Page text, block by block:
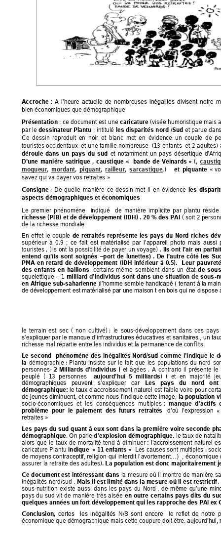
Accroche : A l’heure actuelle de nombreuses inégalités divisent notre m
bien économiques que démographique
Présentation : ce document est une caricature(visée humoristique mais
par le dessinateur Plantu : intitulé les disparités nord /Sud et parue
Ce dessin reproduit en noir et blanc met en évidence un couple de
touristes occidentaux et une famille nombreuse (13 enfants et 2 adultes)
déroule dans un pays du sud et notamment un pays désertique d’
D’une manière satirique , caustique « bande de Veinards » (, ca
moqueur, mordant, piquant, railleur, sarcastique,) et piquante «
savez qui va payer vos retraites »
Consigne : De quelle manière ce dessin met il en évidence les
aspects démographiques et économiques
Le premier phénomène indiqué de manière implicite par plantu réside
richesse (PIB) et de développement (IDH) . 20 % des PAI ( soit 2
de la richesse mondiale
En effet le couple de retraités représente les pays du Nord riches dé
supérieur à 0.9 ; ce fait est matérialisé par l’appareil photo mais aussi
touristes , (ils ont la possibilité de payer un voyage) . Ils ont l’air en
entend qu’ils sont soignés –port de lunettes) . De l’autre côté les
PMA en retard de développement (IDH inférieur à 0.5). Leur p
des enfants en haillons, certains même semblent dans un état de
squelettique – 1 milliard d’individus sont d ans une situation de sous-
en Afrique sub-saharienne )l’homme semble handicapé ( tenant à la m
de développement est matérialisé par une maison t en bois qui ne dispose
le terrain est sec ( non cultivé) ; le sous-développement dans ces pays
s’expliquer par le manque d’infrastructures éducatives et sanitaires , un
richesse mal répartie entre les individus et la permanence de conflits.
Le second phénomène des inégalités Nord/sud comme l’indique le
la démographie : Plantu insiste sur le fait que les populations du nord
personnes- 2 Milliards d’individus ) et âgées . A contrario il présente le
peuplé ( 13 personnes aujourd’hui 5 milliards) ) et en majorité
démographiques peuvent s’expliquer car Les pays du nord ont
démographique: le taux d’accroissement naturel est faible voire pour certa
de jeunes diminuent, et comme nous l’indique cette image, la population
socio-économiques et les conséquences multiples : manque d’actifs
problème  pour  le  paiement  des  futurs  retraités d’où  l’expression  «
retraites »
Les pays du sud quant à eux sont dans la première voire seconde
démographique. On parle d’explosion démographique. le taux de
alors que le taux de mortalité tend à diminuer : l’accroissement naturel
caricature Plantu indique « 11 enfants » Les causes sont multiples :
de moyens contraceptif, religion qui interdit l’avortement…) économique
assurer la retraite des adultes). La population est donc majoritairement
Ce document est intéressant dans la mesure où il montre de manière
inégalités nord/sud . Mais ilest limité dans la mesure où il est restrictif.
sous-nutrition existe aussi dans les pays du Nord de même qu’une m
pays du sud vit de manière très aisée en outre certains pays dits du
quelques années un fort développement qui les rapproche des PAI ex
Conclusion, certes les inégalités N/S sont encore le reflet de notre
économique que démographique mais cette coupure doit être, aujourd’hui,